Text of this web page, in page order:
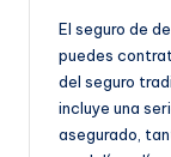
El seguro de
puedes
del seguro
incluye una
asegurado,